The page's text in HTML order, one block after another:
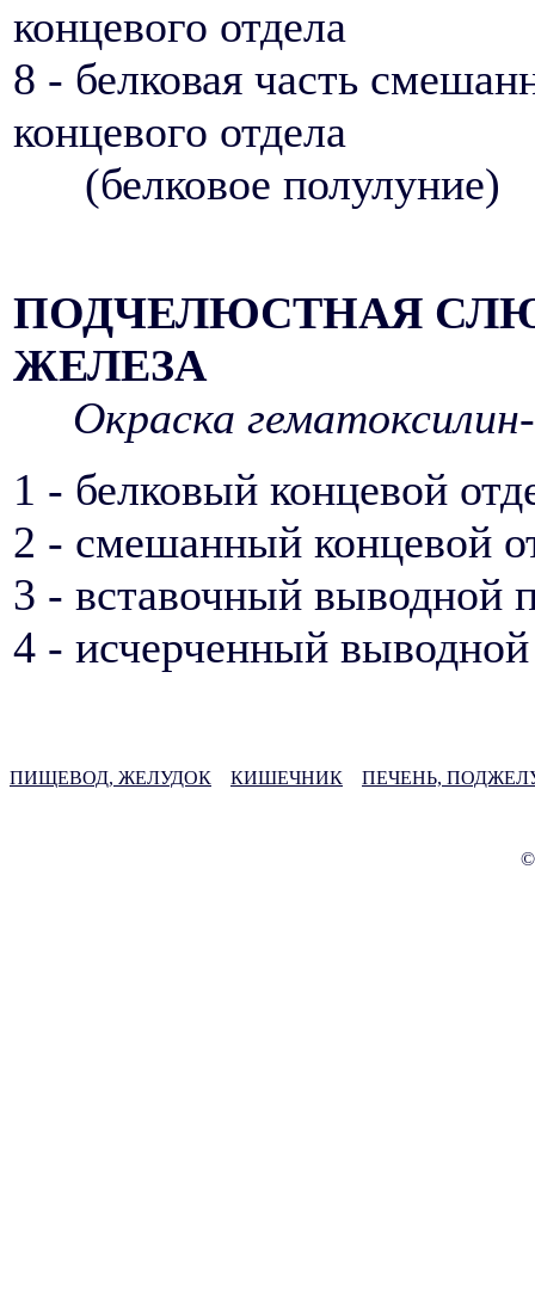
концевого отдела
8 - белковая часть
концевого отдела
(белковое полулуние)
ПОДЧЕЛЮСТНАЯ
ЖЕЛЕЗА
Окраска
1 - белковый концевой
2 - смешанный концевой
3 - вставочный выводной
4 - исчерченный
ПИЩЕВОД, ЖЕЛУДОК КИШЕЧНИК ПЕЧЕНЬ,
©